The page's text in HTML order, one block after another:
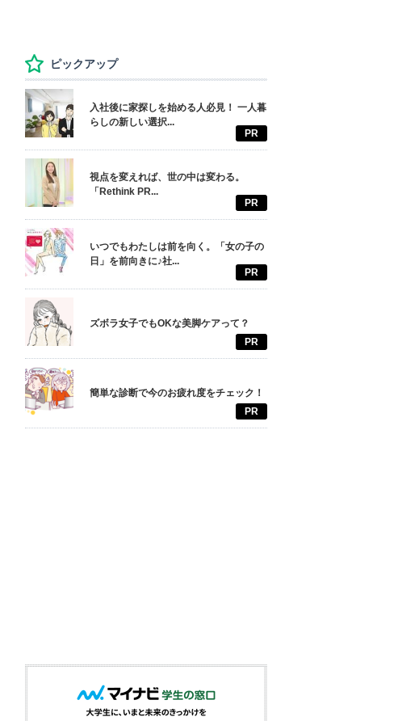
ピックアップ
入社後に家探しを始める人必見！ 一人暮
らしの新しい選択...
PR
視点を変えれば、世の中は変わる。
「Rethink PR...
PR
いつでもわたしは前を向く。「女の子の
日」を前向きに♪社...
PR
ズボラ女子でもOKな美脚ケアって？
PR
簡単な診断で今のお疲れ度をチェック！
PR